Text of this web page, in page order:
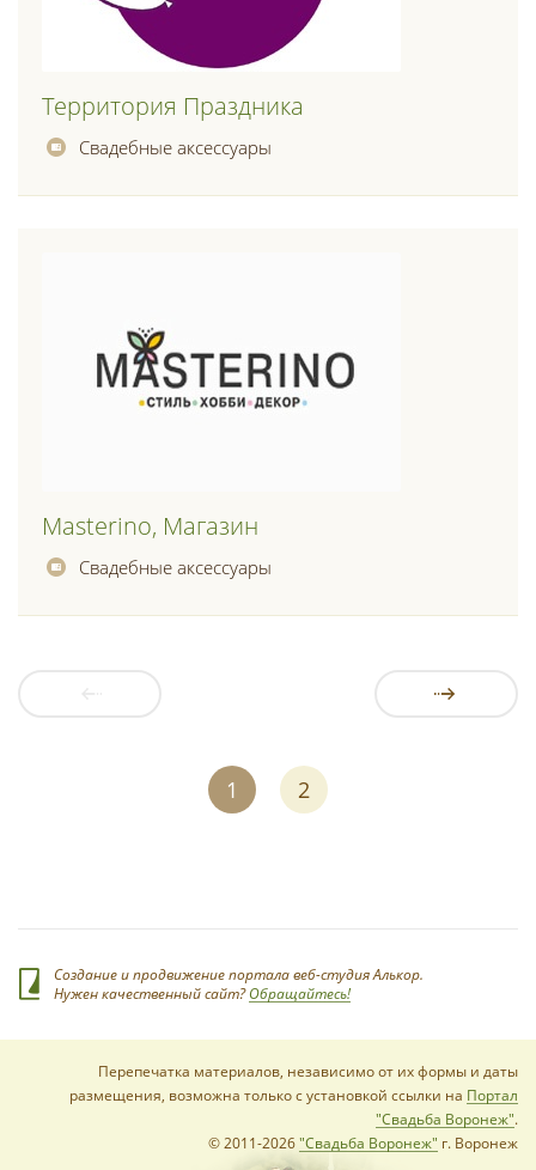
Территория Праздника
Свадебные аксессуары
Masterino, Магазин
Свадебные аксессуары
1 2
Создание и продвижение портала веб-студия Алькор.
Нужен качественный сайт?Обращайтесь!
Перепечатка материалов, независимо от их формы и даты
размещения, возможна только с установкой ссылки на Портал
"Свадьба Воронеж".
© 2011-2026"Свадьба Воронеж" г. Воронеж